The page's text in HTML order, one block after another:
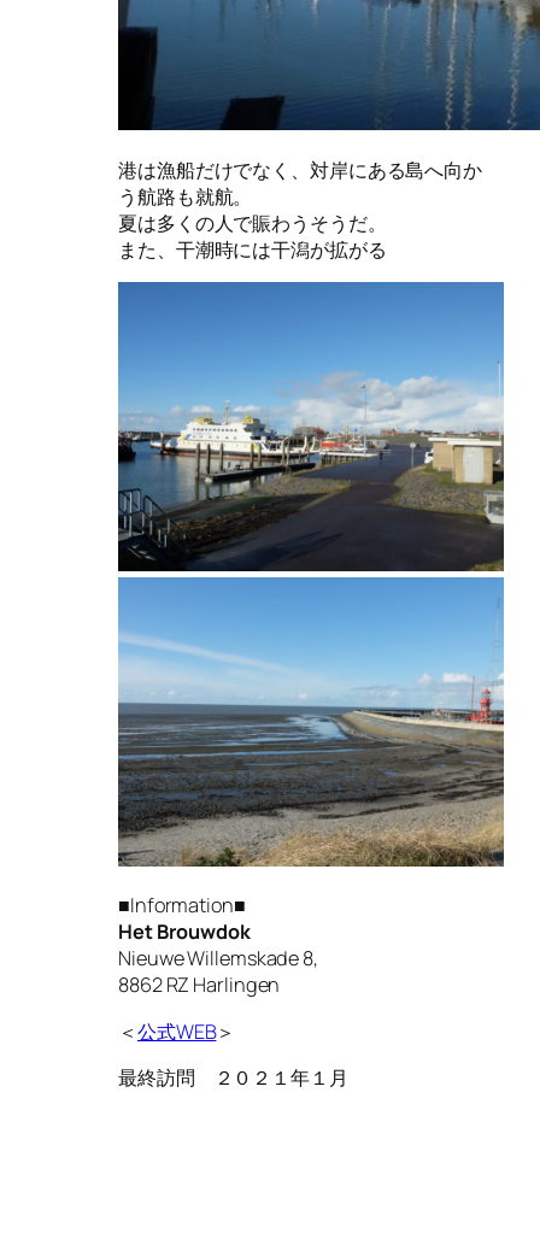
港は漁船だけでなく、対岸にある島へ向か
う航路も就航。
夏は多くの人で賑わうそうだ。
また、干潮時には干潟が拡がる
■Information■
Het Brouwdok
Nieuwe Willemskade 8,
8862 RZ Harlingen
＜公式WEB＞
最終訪問 ２０２１年１月